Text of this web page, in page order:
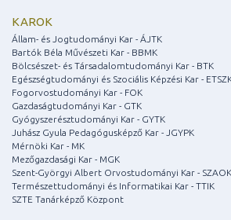
KAROK
Állam- és Jogtudományi Kar - ÁJTK
Bartók Béla Művészeti Kar - BBMK
Bölcsészet- és Társadalomtudományi Kar - BTK
Egészségtudományi és Szociális Képzési Kar -
Fogorvostudományi Kar - FOK
Gazdaságtudományi Kar - GTK
Gyógyszerésztudományi Kar - GYTK
Juhász Gyula Pedagógusképző Kar - JGYPK
Mérnöki Kar - MK
Mezőgazdasági Kar - MGK
Szent-Györgyi Albert Orvostudományi Kar - SZAOK
Természettudományi és Informatikai Kar - TTIK
SZTE Tanárképző Központ